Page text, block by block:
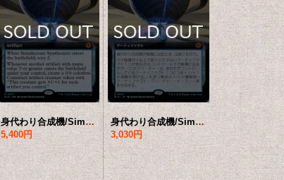
身代わり合成機/Simulacrum Synthesizer (拡張アート版) 【英語版】 [BIG-青MR]
5,400円
身代わり合成機/Simulacrum Synthesizer (拡張アート版) 【日本語版】 [BIG-青MR]
3,030円